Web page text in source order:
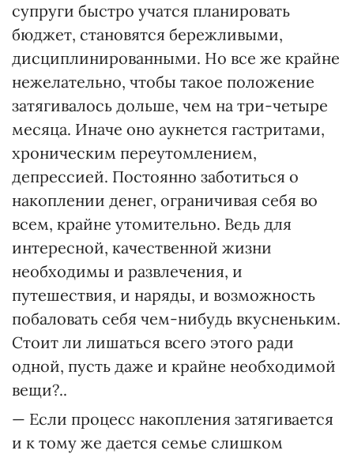
супруги быстро учатся планировать
бюджет, становятся бережливыми,
дисциплинированными. Но все же крайне
нежелательно, чтобы такое положение
затягивалось дольше, чем на три-четыре
месяца. Иначе оно аукнется гастритами,
хроническим переутомлением,
депрессией. Постоянно заботиться о
накоплении денег, ограничивая себя во
всем, крайне утомительно. Ведь для
интересной, качественной жизни
необходимы и развлечения, и
путешествия, и наряды, и возможность
побаловать себя чем-нибудь вкусненьким.
Стоит ли лишаться всего этого ради
одной, пусть даже и крайне необходимой
вещи?..
— Если процесс накопления затягивается
и к тому же дается семье слишком